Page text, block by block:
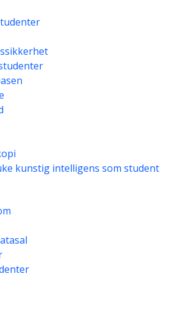
kunstig intelligens som student